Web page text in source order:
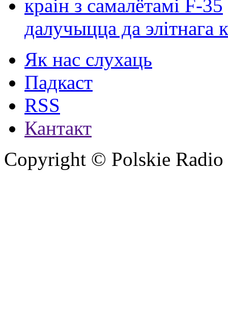
далучыцца да элітнага
Як нас слухаць
Падкаст
RSS
Кантакт
Copyright © Polskie